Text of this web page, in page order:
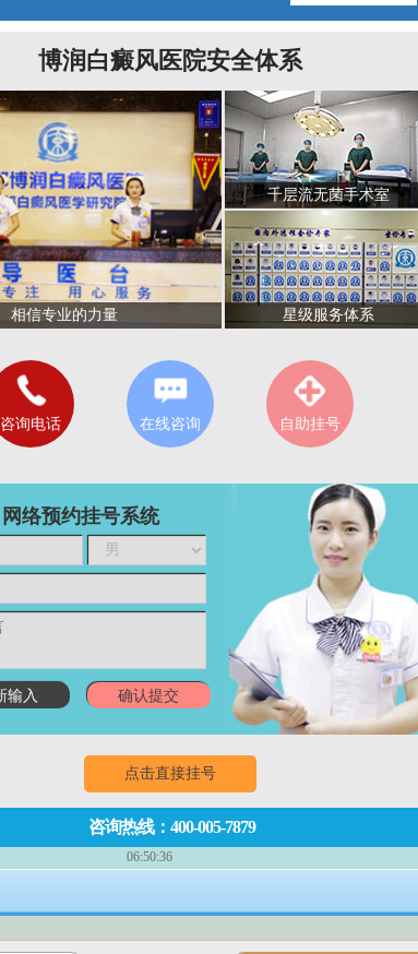
博润白癜风医院安全体系
相信专业的力量
千层流无菌手术室
星级服务体系
咨询电话 在线咨询 自助挂号
网络预约挂号系统
点击直接挂号
门诊（节假日无休息）8:00~18:00
咨询热线：400-005-7879
06:50:36